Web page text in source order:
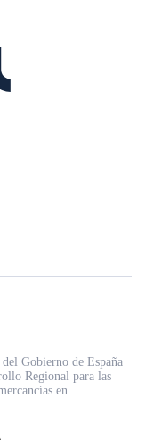
Gobierno de España
Regional para las
en